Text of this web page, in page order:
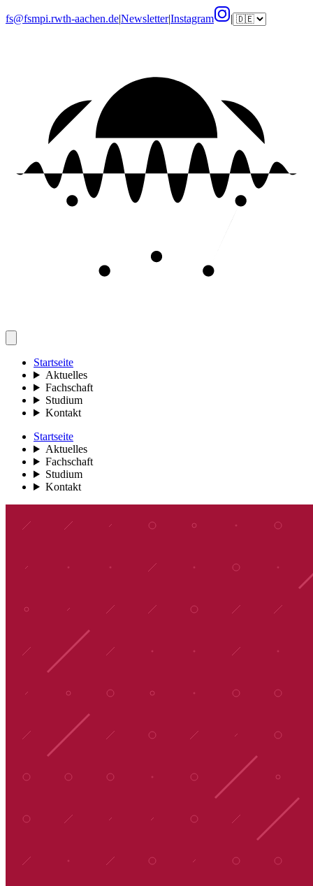
fs@fsmpi.rwth-aachen.de|Newsletter|Instagram |
Startseite
Aktuelles
Fachschaft
Studium
Kontakt
Startseite
Aktuelles
Fachschaft
Studium
Kontakt